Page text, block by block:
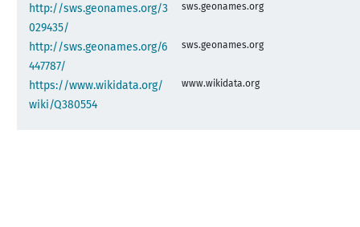
http://sws.geonames.org/3
029435/
sws.geonames.org
http://sws.geonames.org/6
447787/
sws.geonames.org
https://www.wikidata.org/
wiki/Q380554
www.wikidata.org